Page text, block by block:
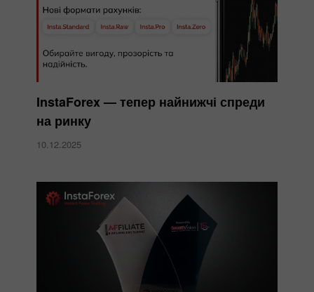
InstaForex — тепер найнижчі спреди
на ринку
10.12.2025